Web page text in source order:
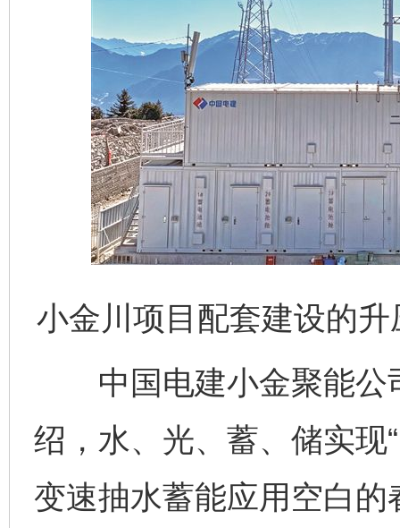
小金川项目配套建设的
中国电建小金聚能公
绍，水、光、蓄、储实现
变速抽水蓄能应用空白